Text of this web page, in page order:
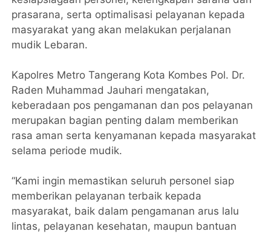
prasarana, serta optimalisasi pelayanan kepada
masyarakat yang akan melakukan perjalanan
mudik Lebaran.
Kapolres Metro Tangerang Kota Kombes Pol. Dr.
Raden Muhammad Jauhari mengatakan,
keberadaan pos pengamanan dan pos pelayanan
merupakan bagian penting dalam memberikan
rasa aman serta kenyamanan kepada masyarakat
selama periode mudik.
“Kami ingin memastikan seluruh personel siap
memberikan pelayanan terbaik kepada
masyarakat, baik dalam pengamanan arus lalu
lintas, pelayanan kesehatan, maupun bantuan